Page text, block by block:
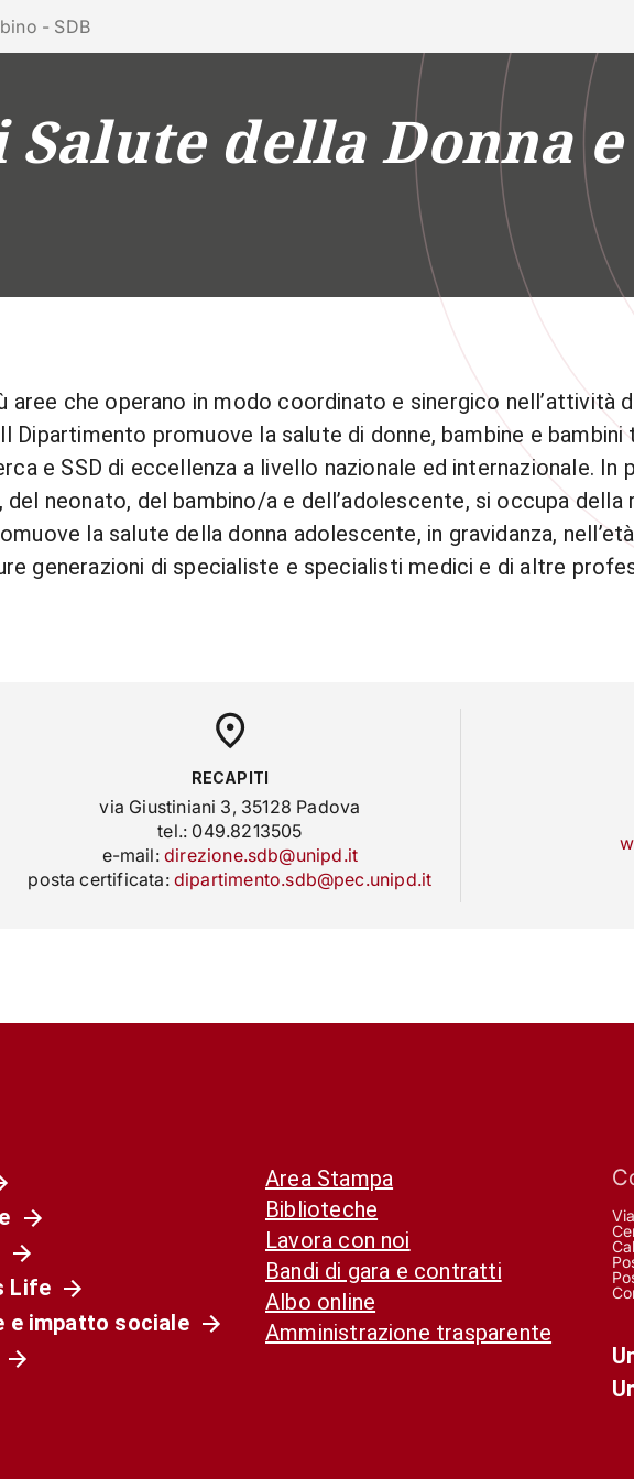
con noi
RICERCA CAMPUS LIFE IMPRESE E IMPATTO SOCIALE
- SDB
della Donna
aree che operano in modo coordinato e sinergico nell’attività
Dipartimento promuove la salute di donne, bambine e bambini
e SSD di eccellenza a livello nazionale ed internazionale. In
neonato, del bambino/a e dell’adolescente, si occupa della
la salute della donna adolescente, in gravidanza,
generazioni di specialiste e specialisti medici e di altre
RECAPITI
via Giustiniani 3, 35128 Padova
tel.: 049.8213505
e-mail:direzione.sdb@unipd.it
posta certificata: dipartimento.sdb@pec.unipd.it
Life
e impatto sociale
Area Stampa
Biblioteche
Lavora con noi
Bandi di gara e contratti
Albo online
Amministrazione trasparente